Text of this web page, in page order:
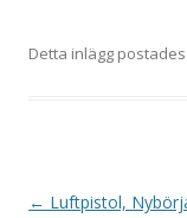
Detta inlägg
I← Luftpistol,